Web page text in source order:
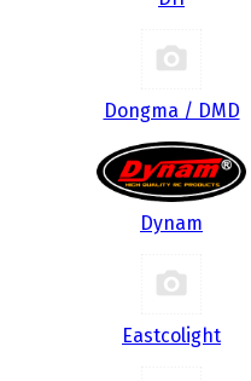
Dongma / DMD
Dynam
Eastcolight